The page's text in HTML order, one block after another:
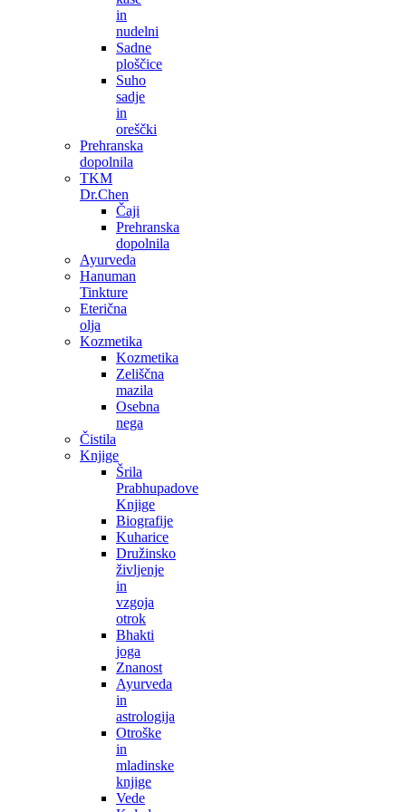
in
nudelni
Sadne
ploščice
Suho
sadje
in
oreščki
Prehranska
dopolnila
TKM
Dr.Chen
Čaji
Prehranska
dopolnila
Ayurveda
Hanuman
Tinkture
Eterična
olja
Kozmetika
Kozmetika
Zeliščna
mazila
Osebna
nega
Čistila
Knjige
Šrila
Prabhupadove
Knjige
Biografije
Kuharice
Družinsko
življenje
in
vzgoja
otrok
Bhakti
joga
Znanost
Ayurveda
in
astrologija
Otroške
in
mladinske
knjige
Vede